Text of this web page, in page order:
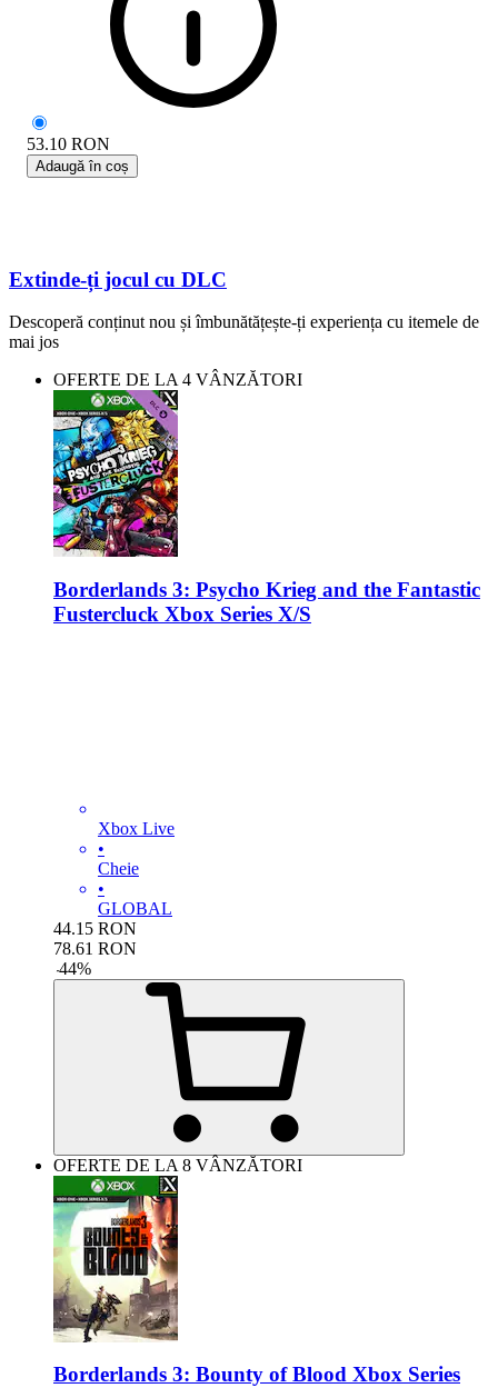
53.10 RON
Adaugă în coș
Extinde-ți jocul cu DLC
Descoperă conținut nou și îmbunătățește-ți experiența cu itemele de
mai jos
OFERTE DE LA 4 VÂNZĂTORI
Borderlands 3: Psycho Krieg and the Fantastic
Fustercluck Xbox Series X/S
Xbox Live
•
Cheie
•
GLOBAL
44.15 RON
78.61 RON
-44%
OFERTE DE LA 8 VÂNZĂTORI
Borderlands 3: Bounty of Blood Xbox Series